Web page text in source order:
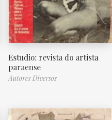
Estudio: revista do artista
paraense
Autores Diversos